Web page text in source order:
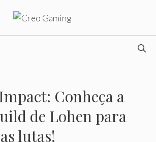
Conheça a
de Lohen para
lutas!